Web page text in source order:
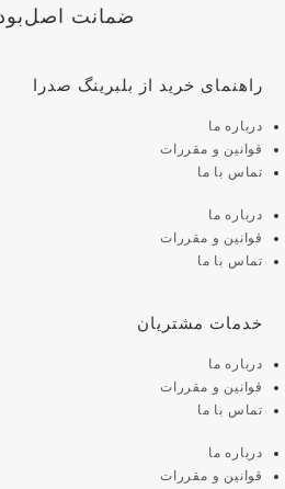
ضمانت
راهنمای خرید از بلبرینگ صدرا
درباره ما
قوانین و مقررات
تماس با ما
درباره ما
قوانین و مقررات
تماس با ما
خدمات مشتریان
درباره ما
قوانین و مقررات
تماس با ما
درباره ما
قوانین و مقررات